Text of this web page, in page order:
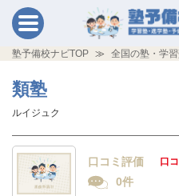
塾予備校ナビTOP 全国の塾・学
類塾
ルイジュク
口コミ評価 口
0件